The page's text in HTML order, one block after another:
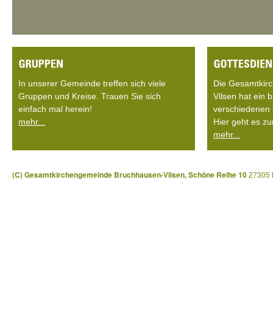
In unserer Gemeinde treffen sich viele
Gruppen und Kreise. Trauen Sie sich
einfach mal herein!
mehr...
Die
Vilsen hat ein
verschiedenen
Hier geht es
mehr...
(C) Gesamtkirchengemeinde Bruchhausen-Vilsen, Schöne Reihe 1027305